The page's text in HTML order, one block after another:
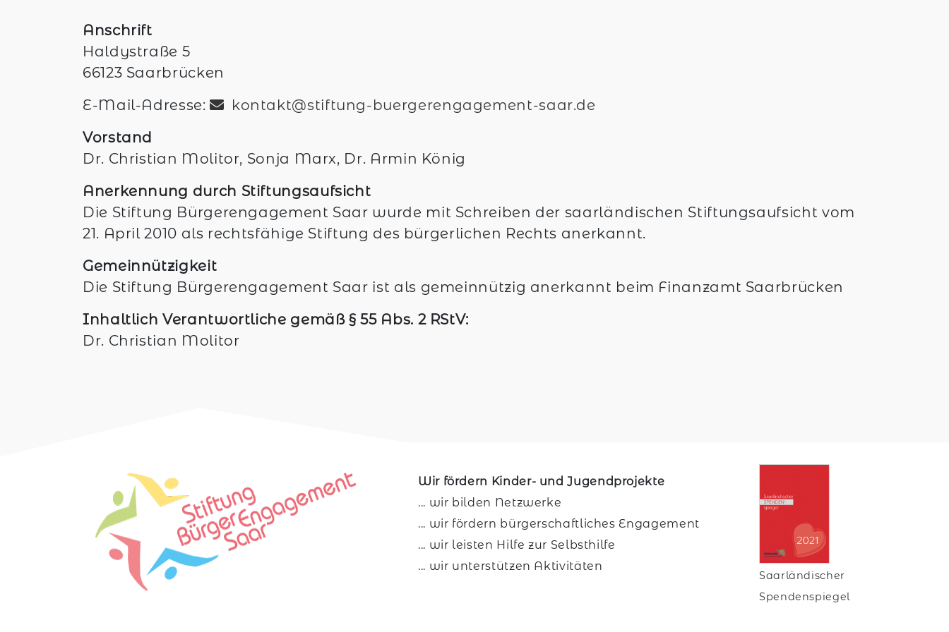
Anschrift
Haldystraße 5
66123 Saarbrücken
E-Mail-Adresse:
kontakt@stiftung-buergerengagement-saar.de
Vorstand
Dr. Christian Molitor, Sonja Marx, Dr. Armin König
Anerkennung durch Stiftungsaufsicht
Die Stiftung Bürgerengagement Saar wurde mit Schreiben der saarländischen Stiftungsaufsicht vom
21. April 2010 als rechtsfähige Stiftung des bürgerlichen Rechts anerkannt.
Gemeinnützigkeit
Die Stiftung Bürgerengagement Saar ist als gemeinnützig anerkannt beim Finanzamt Saarbrücken
Inhaltlich Verantwortliche gemäß § 55 Abs. 2 RStV:
Dr. Christian Molitor
Wir fördern Kinder- und Jugendprojekte
... wir bilden Netzwerke
... wir fördern bürgerschaftliches Engagement
... wir leisten Hilfe zur Selbsthilfe
... wir unterstützen Aktivitäten
Saarländischer
Spendenspiegel